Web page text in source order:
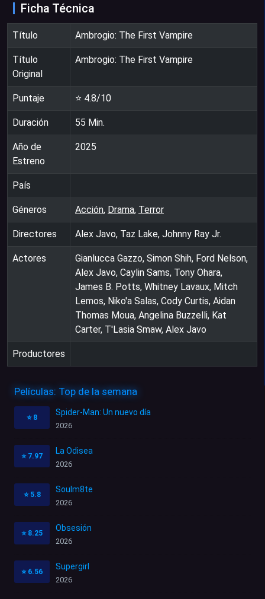
Ficha Técnica
Título Ambrogio: The First Vampire
Título
Original
Ambrogio: The First Vampire
Puntaje ⭐ 4.8/10
Duración 55 Min.
Año de
Estreno
2025
País
Géneros Acción, Drama, Terror
Directores Alex Javo, Taz Lake, Johnny Ray Jr.
Actores
Gianlucca Gazzo, Simon Shih, Ford Nelson,
Alex Javo, Caylin Sams, Tony Ohara,
James B. Potts, Whitney Lavaux, Mitch
Lemos, Niko'a Salas, Cody Curtis, Aidan
Thomas Moua, Angelina Buzzelli, Kat
Carter, T'Lasia Smaw, Alex Javo
Productores
Películas: Top de la semana
⭐ 8
Spider-Man: Un nuevo día
2026
⭐ 7.97
La Odisea
2026
⭐ 5.8
Soulm8te
2026
⭐ 8.25
Obsesión
2026
⭐ 6.56
Supergirl
2026